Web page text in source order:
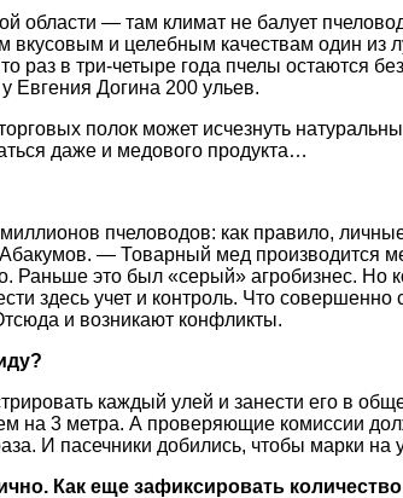
области — там климат не балует
и целебным качествам один из
раз в три-четыре года пчелы остаются
Евгения Догина 200 ульев.
полок может исчезнуть
даже и медового продукта…
пчеловодов: как правило,
— Товарный мед производится
Раньше это был «серый» агробизнес. Но
здесь учет и контроль. Что
и возникают конфликты.
каждый улей и занести его в
на 3 метра. А проверяющие комиссии
И пасечники добились, чтобы марки
Как еще зафиксировать